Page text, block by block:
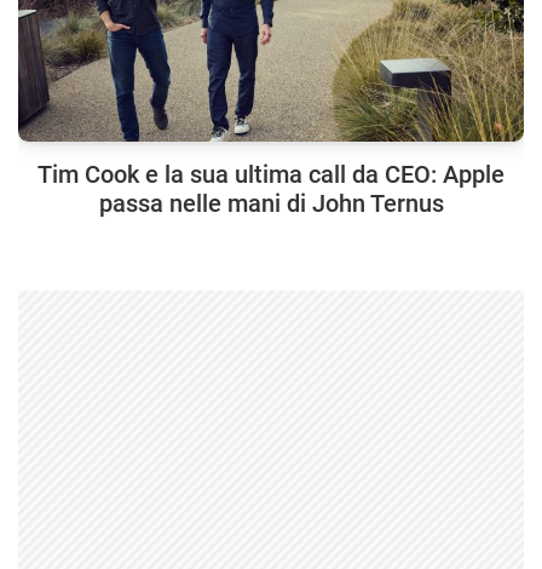
Tim Cook e la sua ultima call da CEO: Apple
passa nelle mani di John Ternus